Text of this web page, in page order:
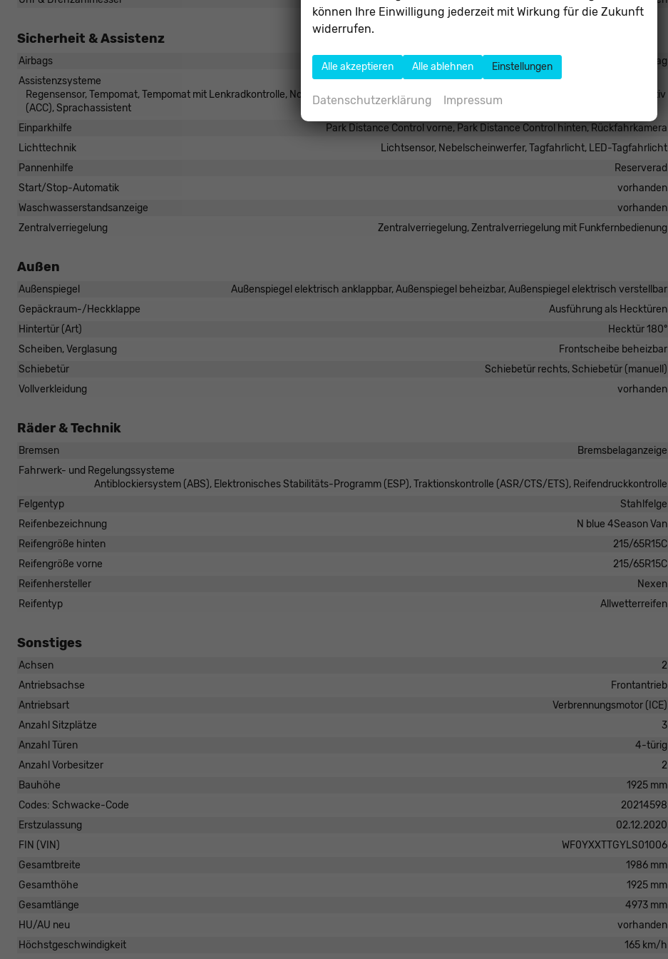
Sicherheit & Assistenz
Airbags
Airbag, Beifahrerairbag
Assistenzsysteme
Regensensor, Tempomat, Tempomat mit Lenkradkontrolle, Notbremsassistent (City-Safety), Berganfahrassistent, Abstandstempomat adaptiv
(ACC), Sprachassistent
Einparkhilfe
Park Distance Control vorne, Park Distance Control hinten, Rückfahrkamera
Lichttechnik
Lichtsensor, Nebelscheinwerfer, Tagfahrlicht, LED-Tagfahrlicht
Pannenhilfe
Reserverad
Start/Stop-Automatik
vorhanden
Waschwasserstandsanzeige
vorhanden
Zentralverriegelung
Zentralverriegelung, Zentralverriegelung mit Funkfernbedienung
Außen
Außenspiegel
Außenspiegel elektrisch anklappbar, Außenspiegel beheizbar, Außenspiegel elektrisch verstellbar
Gepäckraum-/Heckklappe
Ausführung als Hecktüren
Hintertür (Art)
Hecktür 180°
Scheiben, Verglasung
Frontscheibe beheizbar
Schiebetür
Schiebetür rechts, Schiebetür (manuell)
Vollverkleidung
vorhanden
Räder & Technik
Bremsen
Bremsbelaganzeige
Fahrwerk- und Regelungssysteme
Antiblockiersystem (ABS), Elektronisches Stabilitäts-Programm (ESP), Traktionskontrolle (ASR/CTS/ETS), Reifendruckkontrolle
Felgentyp
Stahlfelge
Reifenbezeichnung
N blue 4Season Van
Reifengröße hinten
215/65R15C
Reifengröße vorne
215/65R15C
Reifenhersteller
Nexen
Reifentyp
Allwetterreifen
Sonstiges
Achsen
2
Antriebsachse
Frontantrieb
Antriebsart
Verbrennungsmotor (ICE)
Anzahl Sitzplätze
3
Anzahl Türen
4-türig
Anzahl Vorbesitzer
2
Bauhöhe
1925 mm
Codes: Schwacke-Code
20214598
Erstzulassung
02.12.2020
FIN (VIN)
WF0YXXTTGYLS01006
Gesamtbreite
1986 mm
Gesamthöhe
1925 mm
Gesamtlänge
4973 mm
HU/AU neu
vorhanden
Höchstgeschwindigkeit
165 km/h
können Ihre Einwilligung jederzeit mit Wirkung für die Zukunft
widerrufen.
Alle akzeptieren Alle ablehnen Einstellungen
Datenschutzerklärung Impressum